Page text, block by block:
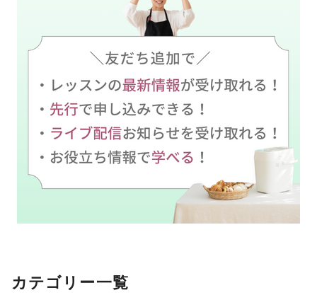
カテゴリー一覧